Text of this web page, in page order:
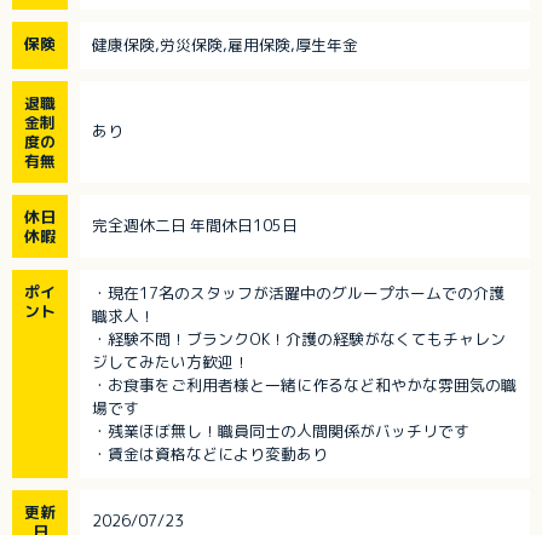
保険 健康保険,労災保険,雇用保険,厚生年金
退職
金制
度の
有無
あり
休日
休暇
完全週休二日 年間休日105日
ポイ
ント
・現在17名のスタッフが活躍中のグループホームでの介護
職求人！
・経験不問！ブランクOK！介護の経験がなくてもチャレン
ジしてみたい方歓迎！
・お食事をご利用者様と一緒に作るなど和やかな雰囲気の職
場です
・残業ほぼ無し！職員同士の人間関係がバッチリです
・賃金は資格などにより変動あり
更新
2026/07/23